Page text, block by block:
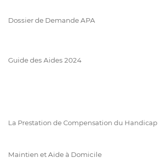
Dossier de Demande APA
Guide des Aides 2024
La Prestation de Compensation du Handicap
Maintien et Aide à Domicile